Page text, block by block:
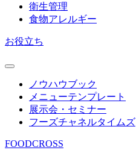
衛生管理
食物アレルギー
お役立ち
ノウハウブック
メニューテンプレート
展示会・セミナー
フーズチャネルタイムズ
FOODCROSS